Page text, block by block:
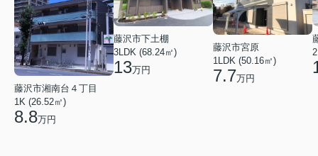
藤沢市湘南台４丁目
1K (26.52㎡)
8.8万円
藤沢市下土棚
3LDK (68.24㎡)
13万円
藤沢市宮原
1LDK (50.16㎡)
7.7万円